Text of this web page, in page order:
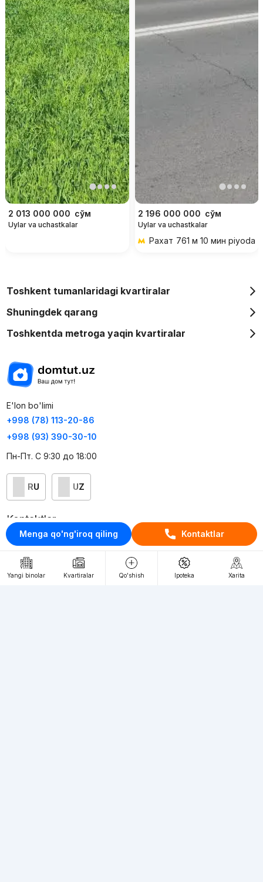
Menga qo'ng'iroq qiling Kontaktlar
2 013 000 000 сўм
Uylar va uchastkalar
2 196 000 000 сўм
Uylar va uchastkalar
Рахат 761 м 10 мин piyoda
Yangi binolar Kvartiralar Qo'shish Ipoteka Xarita
Toshkent tumanlaridagi kvartiralar
Shuningdek qarang
Toshkentda metroga yaqin kvartiralar
E'lon bo'limi
+998 (78) 113-20-86
+998 (93) 390-30-10
Пн-Пт. С 9:30 до 18:00
RU UZ
Kontaktlar
loyiha haqida
Webnow © loyihasi
Foydalanish shartlari